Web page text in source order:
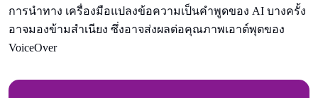
การนําทาง เครื่องมือแปลงข้อความเป็นคําพูดของ AI บางครั้ง
อาจมองข้ามสําเนียง ซึ่งอาจส่งผลต่อคุณภาพเอาต์พุตของ
VoiceOver